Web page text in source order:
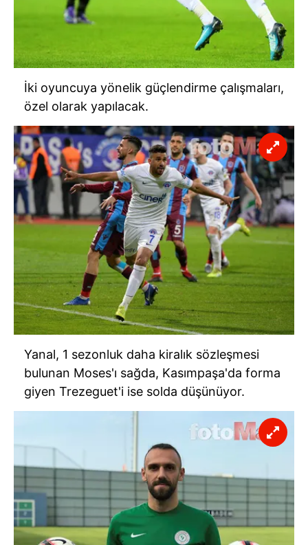
İki oyuncuya yönelik güçlendirme çalışmaları,
özel olarak yapılacak.
Yanal, 1 sezonluk daha kiralık sözleşmesi
bulunan Moses'ı sağda, Kasımpaşa'da forma
giyen Trezeguet'i ise solda düşünüyor.